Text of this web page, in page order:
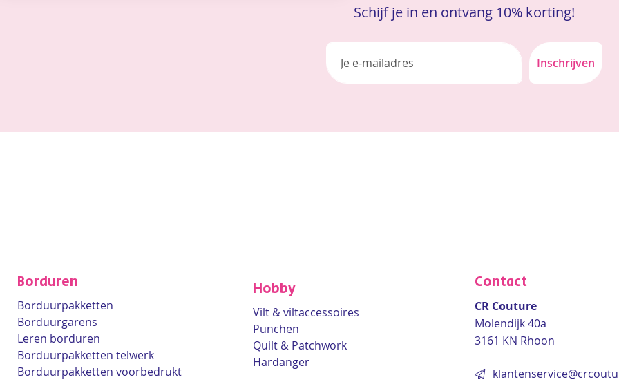
Schijf je in en ontvang 10% korting!
Inschrijven
Borduren
Borduurpakketten
Borduurgarens
Leren borduren
Borduurpakketten telwerk
Borduurpakketten voorbedrukt
Hobby
Vilt & viltaccessoires
Punchen
Quilt & Patchwork
Hardanger
Contact
CR Couture
Molendijk 40a
3161 KN Rhoon